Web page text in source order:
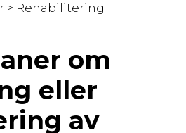
> Rehabilitering
om
eller
av